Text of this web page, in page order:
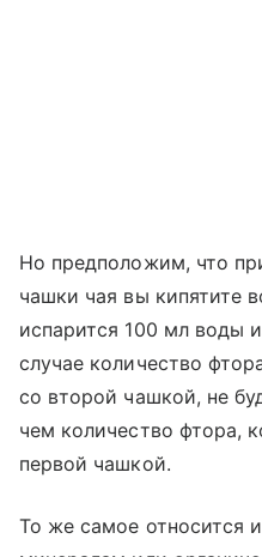
Но предположим, что
чашки чая вы кипятите
испарится 100 мл воды
случае количество
со второй чашкой, не
чем количество фтора,
первой чашкой.
То же самое относится